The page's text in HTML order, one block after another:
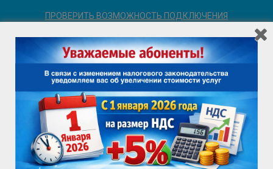
ПРОВЕРИТЬ ВОЗМОЖНОСТЬ ПОДКЛЮЧЕНИЯ
Служба поддержки клиентов
+7 (3452) 69 55 55
sales@72it.ru
Главный редактор сетевого издания:
Горяева Е.Ю.
+7 (3452) 69 55 27
sales@72it.ru
Центр обслуживания клиентов